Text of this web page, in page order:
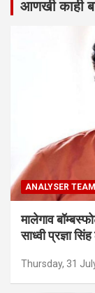
आणखी काही
ANALYSER TEAM
मालेगाव
साध्वी प्रज्ञा
Thursday, 31